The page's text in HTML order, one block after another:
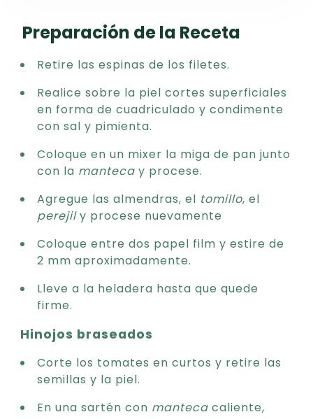
Preparación de la Receta
Retire las espinas de los filetes.
Realice sobre la piel cortes superficiales
en forma de cuadriculado y condimente
con sal y pimienta.
Coloque en un mixer la miga de pan junto
con la manteca y procese.
Agregue las almendras, el tomillo, el
perejily procese nuevamente
Coloque entre dos papel film y estire de
2 mm aproximadamente.
Lleve a la heladera hasta que quede
firme.
Hinojos braseados
Corte los tomates en curtos y retire las
semillas y la piel.
En una sartén con manteca caliente,